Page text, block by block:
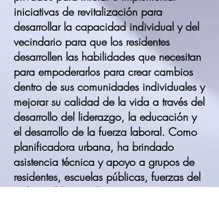
iniciativas de revitalización para
desarrollar la capacidad individual y del
vecindario para que los residentes
desarrollen las habilidades que necesitan
para empoderarlos para crear cambios
dentro de sus comunidades individuales y
mejorar su calidad de la vida a través del
desarrollo del liderazgo, la educación y
el desarrollo de la fuerza laboral. Como
planificadora urbana, ha brindado
asistencia técnica y apoyo a grupos de
residentes, escuelas públicas, fuerzas del
orden público, gobierno, empresas y